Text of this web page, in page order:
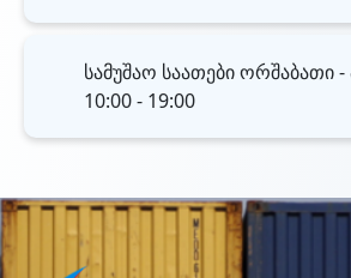
სამუშაო საათებიორშაბათი -
10:00 - 19:00